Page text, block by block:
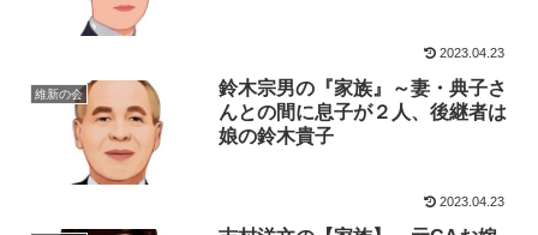
2023.04.23
維新の会
鈴木宗男の『家族』～妻・典子さ
んとの間に息子が２人、後継者は
娘の鈴木貴子
2023.04.23